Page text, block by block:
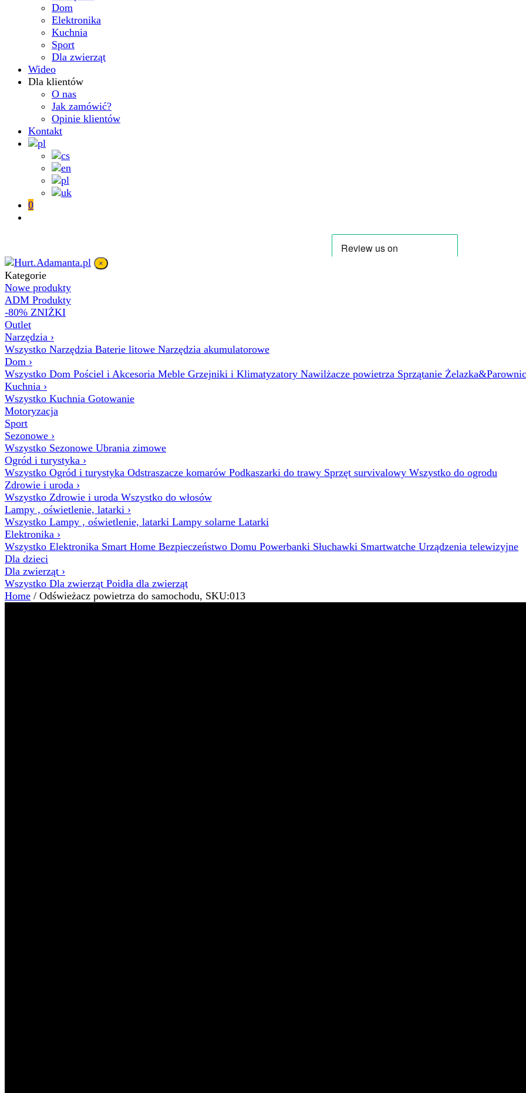
Dom
Elektronika
Kuchnia
Sport
Dla zwierząt
Wideo
Dla klientów
O nas
Jak zamówić?
Opinie klientów
Kontakt
0
×
Kategorie
Nowe produkty
ADM Produkty
-80% ZNIŻKI
Outlet
Narzędzia ›
Wszystko Narzędzia Baterie litowe Narzędzia akumulatorowe
Dom ›
Wszystko Dom Pościel i Akcesoria Meble Grzejniki i Klimatyzatory Nawilżacze powietrza Sprzątanie
Kuchnia ›
Wszystko Kuchnia Gotowanie
Motoryzacja
Sport
Sezonowe ›
Wszystko Sezonowe Ubrania zimowe
Ogród i turystyka ›
Wszystko Ogród i turystyka Odstraszacze komarów Podkaszarki do trawy Sprzęt survivalowy Wszystko do ogrodu
Zdrowie i uroda ›
Wszystko Zdrowie i uroda Wszystko do włosów
Lampy , oświetlenie, latarki ›
Wszystko Lampy , oświetlenie, latarki Lampy solarne Latarki
Elektronika ›
Wszystko Elektronika Smart Home Bezpieczeństwo Domu Powerbanki Słuchawki Smartwatche Urządzenia telewizyjne
Dla dzieci
Dla zwierząt ›
Wszystko Dla zwierząt Poidła dla zwierząt
Home / Odświeżacz powietrza do samochodu, SKU:013